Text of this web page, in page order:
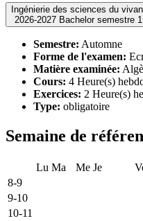
Ingénierie des sciences du
2026-2027 Bachelor semestre 1
Semestre: Automne
Forme de l'examen:
Matière examinée:
Cours: 4 Heure(s)
Exercices: 2 Heure(s)
Type: obligatoire
Semaine de
Lu Ma Me Je
8-9
9-10
10-11